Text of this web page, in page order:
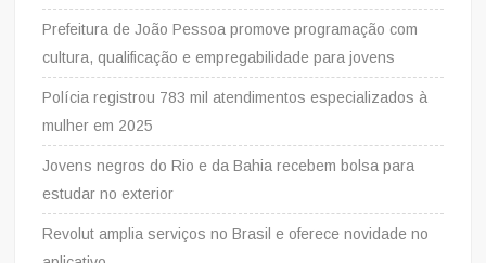
Prefeitura de João Pessoa promove programação com
cultura, qualificação e empregabilidade para jovens
Polícia registrou 783 mil atendimentos especializados à
mulher em 2025
Jovens negros do Rio e da Bahia recebem bolsa para
estudar no exterior
Revolut amplia serviços no Brasil e oferece novidade no